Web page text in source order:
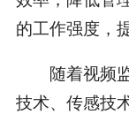
的工作强度，
随着视频监
技术、传感技